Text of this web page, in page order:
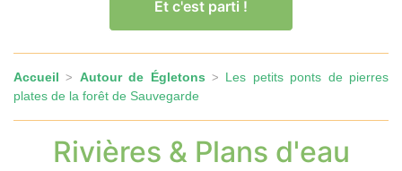
Et c'est parti !
Accueil > Autour de Égletons > Les petits ponts de pierres
plates de la forêt de Sauvegarde
Rivières & Plans d'eau